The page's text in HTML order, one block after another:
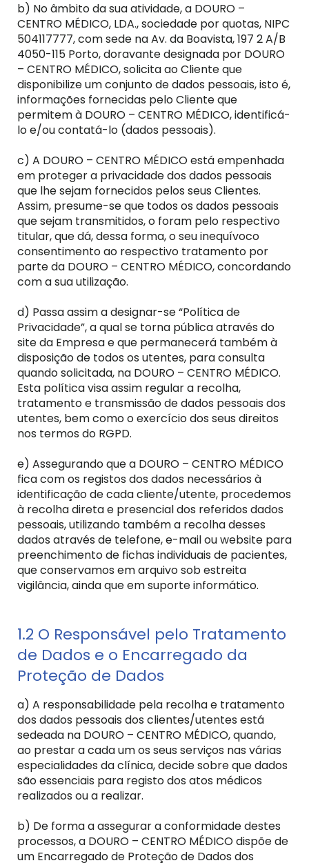
b) No âmbito da sua atividade, a DOURO –
CENTRO MÉDICO, LDA., sociedade por quotas, NIPC
504117777, com sede na Av. da Boavista, 197 2 A/B
4050-115 Porto, doravante designada por DOURO
– CENTRO MÉDICO, solicita ao Cliente que
disponibilize um conjunto de dados pessoais, isto é,
informações fornecidas pelo Cliente que
permitem à DOURO – CENTRO MÉDICO, identificá-
lo e/ou contatá-lo (dados pessoais).
c) A DOURO – CENTRO MÉDICO está empenhada
em proteger a privacidade dos dados pessoais
que lhe sejam fornecidos pelos seus Clientes.
Assim, presume-se que todos os dados pessoais
que sejam transmitidos, o foram pelo respectivo
titular, que dá, dessa forma, o seu inequívoco
consentimento ao respectivo tratamento por
parte da DOURO – CENTRO MÉDICO, concordando
com a sua utilização.
d) Passa assim a designar-se “Política de
Privacidade”, a qual se torna pública através do
site da Empresa e que permanecerá também à
disposição de todos os utentes, para consulta
quando solicitada, na DOURO – CENTRO MÉDICO.
Esta política visa assim regular a recolha,
tratamento e transmissão de dados pessoais dos
utentes, bem como o exercício dos seus direitos
nos termos do RGPD.
e) Assegurando que a DOURO – CENTRO MÉDICO
fica com os registos dos dados necessários à
identificação de cada cliente/utente, procedemos
à recolha direta e presencial dos referidos dados
pessoais, utilizando também a recolha desses
dados através de telefone, e-mail ou website para
preenchimento de fichas individuais de pacientes,
que conservamos em arquivo sob estreita
vigilância, ainda que em suporte informático.
1.2 O Responsável pelo Tratamento
de Dados e o Encarregado da
Proteção de Dados
a) A responsabilidade pela recolha e tratamento
dos dados pessoais dos clientes/utentes está
sedeada na DOURO – CENTRO MÉDICO, quando,
ao prestar a cada um os seus serviços nas várias
especialidades da clínica, decide sobre que dados
são essenciais para registo dos atos médicos
realizados ou a realizar.
b) De forma a assegurar a conformidade destes
processos, a DOURO – CENTRO MÉDICO dispõe de
um Encarregado de Proteção de Dados dos